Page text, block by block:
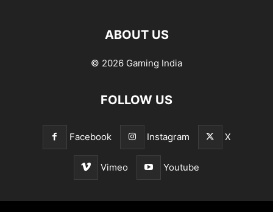
ABOUT US
© 2026 Gaming India
FOLLOW US
Facebook Instagram X
Vimeo Youtube